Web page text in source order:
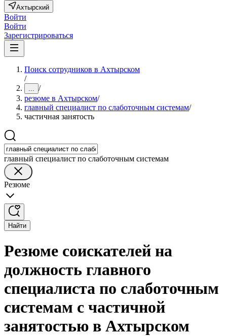
Ахтырский
Войти
Войти
Зарегистрироваться
Поиск сотрудников в Ахтырском
/
... /
резюме в Ахтырском/
главный специалист по слаботочным системам/
частичная занятость
главный специалист по слаботочным системам
Резюме
Найти
Резюме соискателей на
должность главного
специалиста по слаботочным
системам с частичной
занятостью в Ахтырском